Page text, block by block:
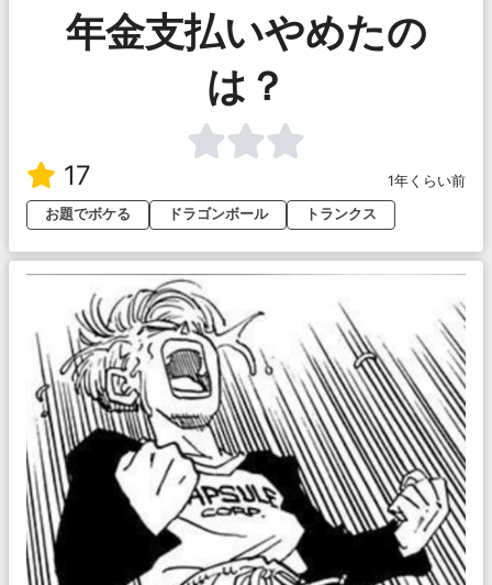
年金支払いやめたの
は？
17
1年くらい前
お題でボケる
ドラゴンボール トランクス